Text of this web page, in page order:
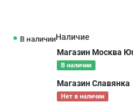
В наличииНаличие
Магазин Москва
В наличии
Магазин Славянка
Нет в наличии